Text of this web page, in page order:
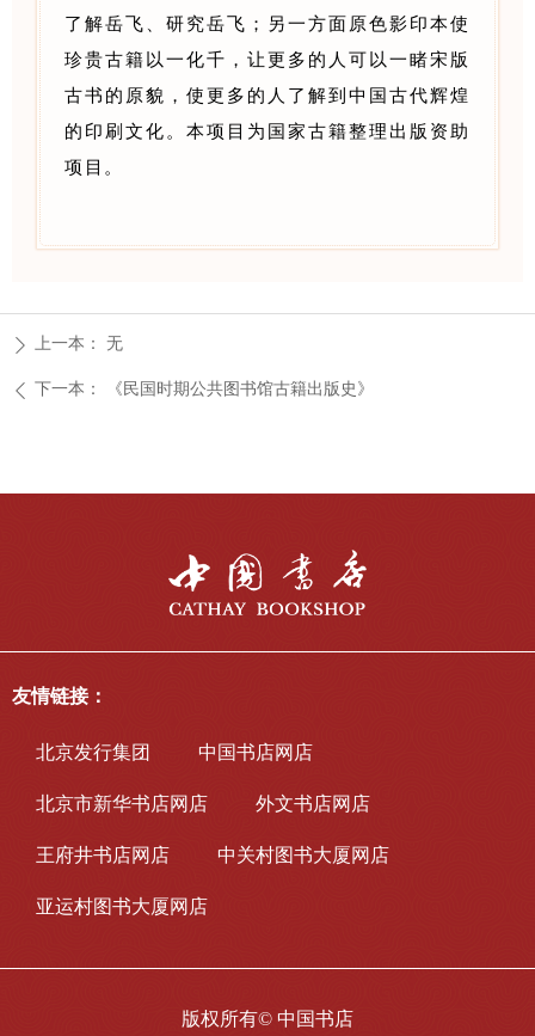
ꄴ 下一本： 《民国时期公共图书馆古籍出版史》
ꄲ 上一本： 无
了解岳飞、研究岳飞；另一方面原色影印本使
珍贵古籍以一化千，让更多的人可以一睹宋版
古书的原貌，使更多的人了解到中国古代辉煌
的印刷文化。本项目为国家古籍整理出版资助
项目。
版权所有© 中国书店
友情链接：
北京发行集团 中国书店网店
北京市新华书店网店 外文书店网店
王府井书店网店 中关村图书大厦网店
亚运村图书大厦网店